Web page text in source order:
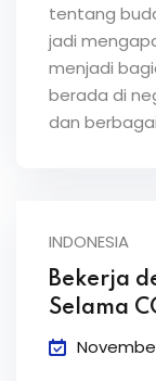
tentang
jadi
menjadi
berada di
dan
INDONESIA
Bekerja
Selama